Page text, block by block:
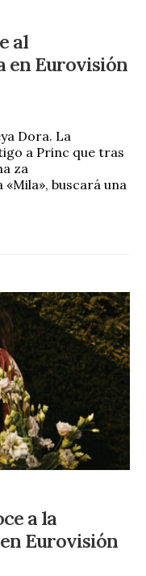
al
en Eurovisión
Dora. La
a Princ que tras
za
buscará una
a la
Eurovisión